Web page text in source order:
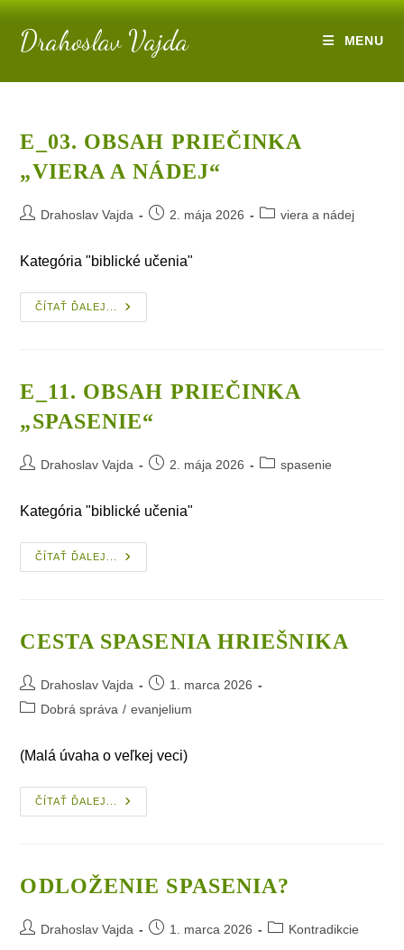
contentDrahoslav Vajda MENU
E_03. OBSAH PRIEČINKA
„VIERA A NÁDEJ“
PostDrahoslav Vajda
Post2. mája 2026
Postviera a nádej
Kategória "biblické učenia"
ČÍTAŤ ĎALEJ...
E_03.
Obsah
E_11. OBSAH PRIEČINKA
„SPASENIE“
PostDrahoslav Vajda
Post2. mája 2026
Postspasenie
Kategória "biblické učenia"
ČÍTAŤ ĎALEJ...
E_11.
Obsah
CESTA SPASENIA HRIEŠNIKA
Post
author:
Drahoslav Vajda
Post
published:
1. marca 2026
PostDobrá správa / evanjelium
(Malá úvaha o veľkej veci)
ČÍTAŤ ĎALEJ...
Cesta
Spasenia
ODLOŽENIE SPASENIA?
PostDrahoslav Vajda
Post1. marca 2026
PostKontradikcie